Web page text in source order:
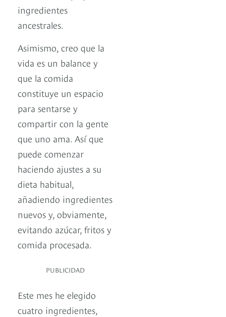
ingredientes
ancestrales.
Asimismo, creo que la
vida es un balance y
que la comida
constituye un espacio
para sentarse y
compartir con la gente
que uno ama. Así que
puede comenzar
haciendo ajustes a su
dieta habitual,
añadiendo ingredientes
nuevos y, obviamente,
evitando azúcar, fritos y
comida procesada.
PUBLICIDAD
Este mes he elegido
cuatro ingredientes,